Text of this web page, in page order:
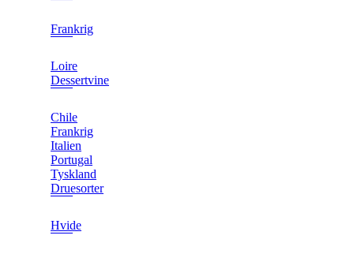
Frankrig
Loire
Dessertvine
Chile
Frankrig
Italien
Portugal
Tyskland
Druesorter
Hvide